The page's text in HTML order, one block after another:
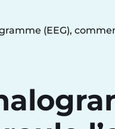
(EEG),